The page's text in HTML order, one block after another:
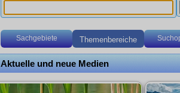
Sachgebiete Themenbereiche
Optionen
nur Neuanschaffungen
Adressaten
Systematik
Ein Klick übernimmt das Sachgebiet in das
Schüler-Freigabelink erstellen
Voraussetzung ist, dass für das entsprechende
ein
Schüler-Account angelegt ist.
Aktuelle und neue Medien